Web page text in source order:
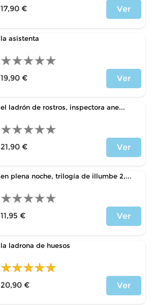
17,90 €
Ver
la asistenta
19,90 €
Ver
el ladrón de rostros, inspectora ane...
21,90 €
Ver
en plena noche, trilogía de illumbe 2,...
11,95 €
Ver
la ladrona de huesos
20,90 €
Ver